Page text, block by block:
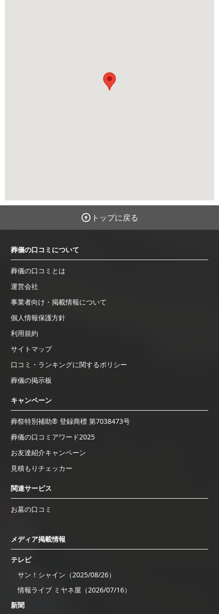
トップに戻る
葬儀の口コミについて
葬儀の口コミとは
運営会社
事業者向け・掲載情報について
個人情報保護方針
利用規約
サイトマップ
口コミ・ランキングに関するポリシー
葬儀の掲示板
キャンペーン
葬祭特別補助® 登録商標 第7038473号
葬儀の口コミアワード2025
お友達紹介キャンペーン
見積もりチェッカー
関連サービス
お墓の口コミ
メディア掲載情報
テレビ
サン！シャイン（2025/08/26）
情報ライブ ミヤネ屋（2026/07/16）
新聞